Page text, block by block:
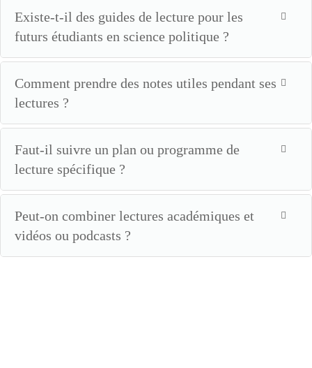
Existe-t-il des guides de lecture pour les
futurs étudiants en science politique ?
Comment prendre des notes utiles pendant ses
lectures ?
Faut-il suivre un plan ou programme de
lecture spécifique ?
Peut-on combiner lectures académiques et
vidéos ou podcasts ?